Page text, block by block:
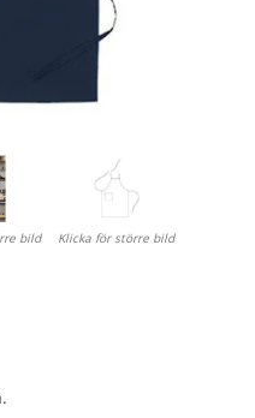
bild Klicka för större bild